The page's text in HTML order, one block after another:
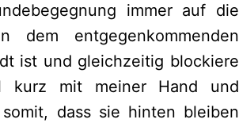
immer auf die
dem entgegenkommenden
ist und gleichzeitig blockiere
kurz mit meiner Hand und
dass sie hinten bleiben